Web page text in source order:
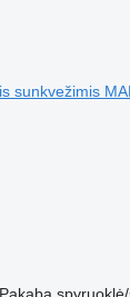
sunkvežimis
Pakaba